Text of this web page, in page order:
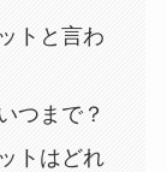
トと言わ
つまで？
トはどれ